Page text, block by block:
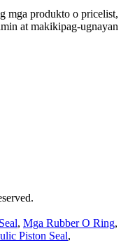
mga produkto o pricelist,
at makikipag-ugnayan
, Mga Rubber O Ring,
Piston Seal,